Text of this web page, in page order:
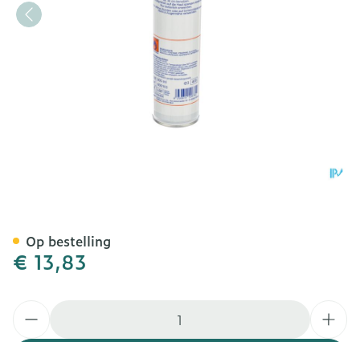
€ 13,83
Op bestelling